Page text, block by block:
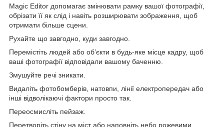
Magic Editor допомагає змінювати рамку вашої фотографії,
обрізати її як слід і навіть розширювати зображення, щоб
отримати більше сцени.
Рухайте що завгодно, куди завгодно.
Перемістіть людей або об’єкти в будь-яке місце кадру, щоб
ваші фотографії відповідали вашому баченню.
Змушуйте речі зникати.
Видаліть фотобомберів, натовпи, лінії електропередач або
інші відволікаючі фактори просто так.
Переосмисліть пейзаж.
Перетворіть стіну на міст або наповніть небо рожевими